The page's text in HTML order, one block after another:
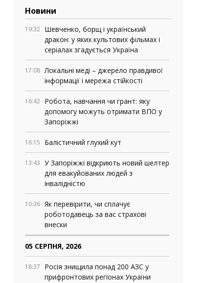
Новини
19:32 Шевченко, борщ і український
дракон: у яких культових фільмах і
серіалах згадується Україна
17:08 Локальні меді – джерело правдивої
інформації і мережа стійкості
16:42 Робота, навчання чи грант: яку
допомогу можуть отримати ВПО у
Запоріжжі
16:15 Балістичний глухий кут
13:43 У Запоріжжі відкриють новий шелтер
для евакуйованих людей з
інвалідністю
10:36 Як перевірити, чи сплачує
роботодавець за вас страхові
внески
05 СЕРПНЯ, 2026
18:37
Росія знищила понад 200 АЗС у
прифронтових регіонах України